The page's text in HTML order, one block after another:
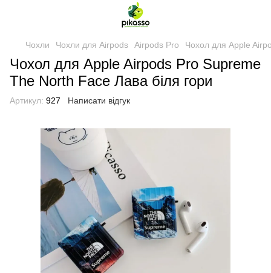
Чохли Чохли для Airpods Airpods Pro Чохол для Apple
Чохол для Apple Airpods Pro Supreme
The North Face Лава біля гори
Артикул: 927 Написати відгук